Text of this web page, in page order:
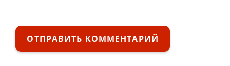
ОТПРАВИТЬ КОММЕНТАРИЙ